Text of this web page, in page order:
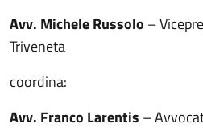
Avv. Michele Russolo –
Triveneta
coordina:
Avv. Franco Larentis –